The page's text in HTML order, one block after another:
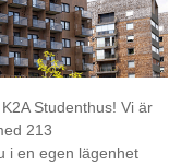
K2AStudenthus! Vi är
213
i en egen lägenhet